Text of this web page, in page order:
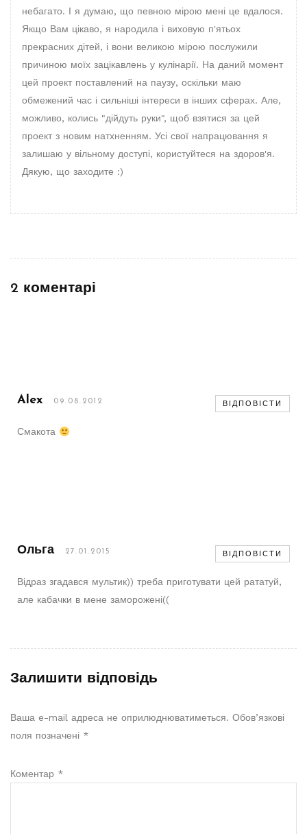
небагато. І я думаю, що певною мірою мені це вдалося.
Якщо Вам цікаво, я народила і виховую п'ятьох
прекрасних дітей, і вони великою мірою послужили
причиною моїх зацікавлень у кулінарії. На даний момент
цей проект поставлений на паузу, оскільки маю
обмежений час і сильніші інтереси в інших сферах. Але,
можливо, колись "дійдуть руки", щоб взятися за цей
проект з новим натхненням. Усі свої напрацювання я
залишаю у вільному доступі, користуйтеся на здоров'я.
Дякую, що заходите :)
2 коментарі
Alex 09.08.2012 ВІДПОВІСТИ
Смакота
Ольга 27.01.2015 ВІДПОВІСТИ
Відраз згадався мультик)) треба приготувати цей рататуй,
але кабачки в мене заморожені((
Залишити відповідь
Ваша e-mail адреса не оприлюднюватиметься. Обов’язкові
поля позначені *
Коментар *